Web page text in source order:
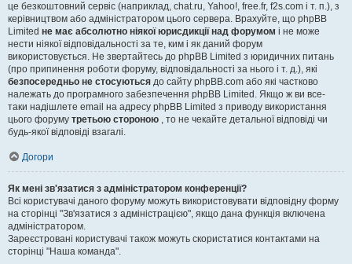
це безкоштовний сервіс (наприклад, chat.ru, Yahoo!, free.fr, f2s.com і т. п.), з
керівництвом або адміністратором цього сервера. Врахуйте, що phpBB
Limited не має абсолютно ніякої юрисдикції над форумом і не може
нести ніякої відповідальності за те, ким і як даний форум
використовується. Не звертайтесь до phpBB Limited з юридичних питань
(про припинення роботи форуму, відповідальності за нього і т. д.), які
безпосередньо не стосуються до сайту phpBB.com або які частково
належать до програмного забезпечення phpBB Limited. Якщо ж ви все-
таки надішлете email на адресу phpBB Limited з приводу використання
цього форуму третьою стороною , то не чекайте детальної відповіді чи
будь-якої відповіді взагалі.
Догори
Як мені зв'язатися з адміністратором конференції?
Всі користувачі даного форуму можуть використовувати відповідну форму
на сторінці "Зв'язатися з адміністрацією", якщо дана функція включена
адміністратором.
Зареєстровані користувачі також можуть скористатися контактами на
сторінці "Наша команда".